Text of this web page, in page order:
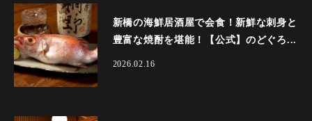
新橋の海鮮居酒屋で会食！新鮮な刺身と
豊富な焼酎を堪能！【公式】のどぐろ...
2026.02.16